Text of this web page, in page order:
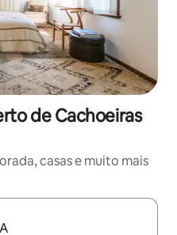
de Cachoeiras
casas e muito mais
disponíveis, explore-os